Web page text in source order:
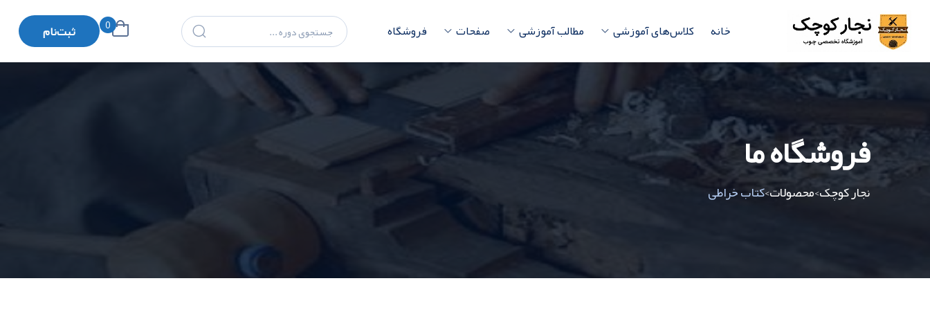
خانه کلاس‌های آموزشی مطالب آموزشی صفحات فروشگاه 0 ثبت‌نام
فروشگاه ما
نجار کوچک>محصولات>کتاب خراطی